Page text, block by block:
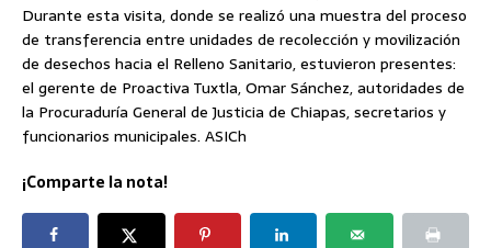
Durante esta visita, donde se realizó una muestra del proceso
de transferencia entre unidades de recolección y movilización
de desechos hacia el Relleno Sanitario, estuvieron presentes:
el gerente de Proactiva Tuxtla, Omar Sánchez, autoridades de
la Procuraduría General de Justicia de Chiapas, secretarios y
funcionarios municipales. ASICh
¡Comparte la nota!